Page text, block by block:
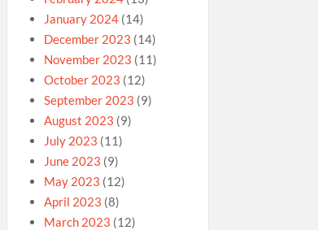
January 2024(14)
December 2023 (14)
November 2023 (11)
October 2023 (12)
September 2023 (9)
August 2023 (9)
July 2023 (11)
June 2023 (9)
May 2023 (12)
April 2023 (8)
March 2023 (12)